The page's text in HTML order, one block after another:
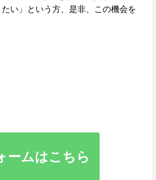
たい」という方、是非、この機会を
ームはこちら